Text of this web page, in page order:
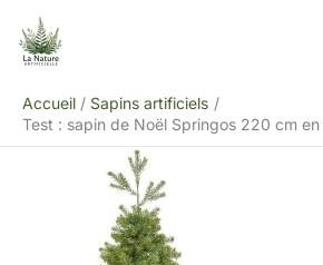
contenu
Accueil
Sapins artificiels
Test : sapin de Noël Springos 220 cm en
e
h